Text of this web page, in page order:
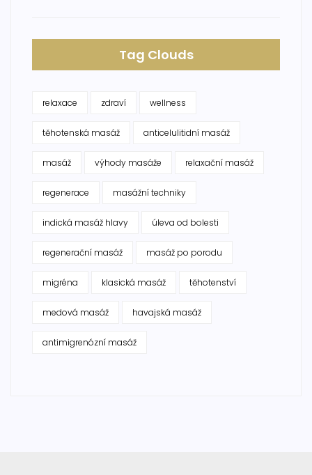
Tag Clouds
relaxace zdraví wellness
těhotenská masáž anticelulitidní masáž
masáž výhody masáže relaxační masáž
regenerace masážní techniky
indická masáž hlavy úleva od bolesti
regenerační masáž masáž po porodu
migréna klasická masáž těhotenství
medová masáž havajská masáž
antimigrenózní masáž